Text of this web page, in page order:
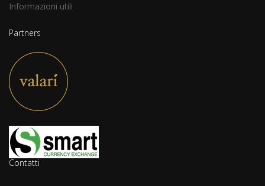
Informazioni utili
Partners
Contatti